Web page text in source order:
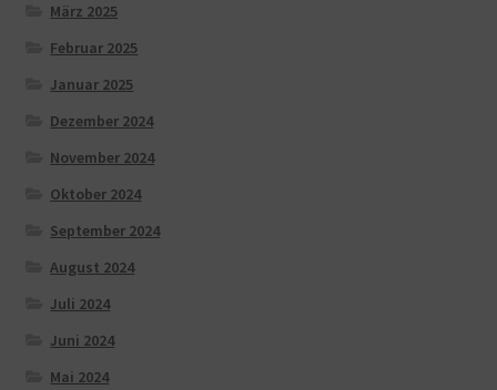
März 2025
Februar 2025
Januar 2025
Dezember 2024
November 2024
Oktober 2024
September 2024
August 2024
Juli 2024
Juni 2024
Mai 2024